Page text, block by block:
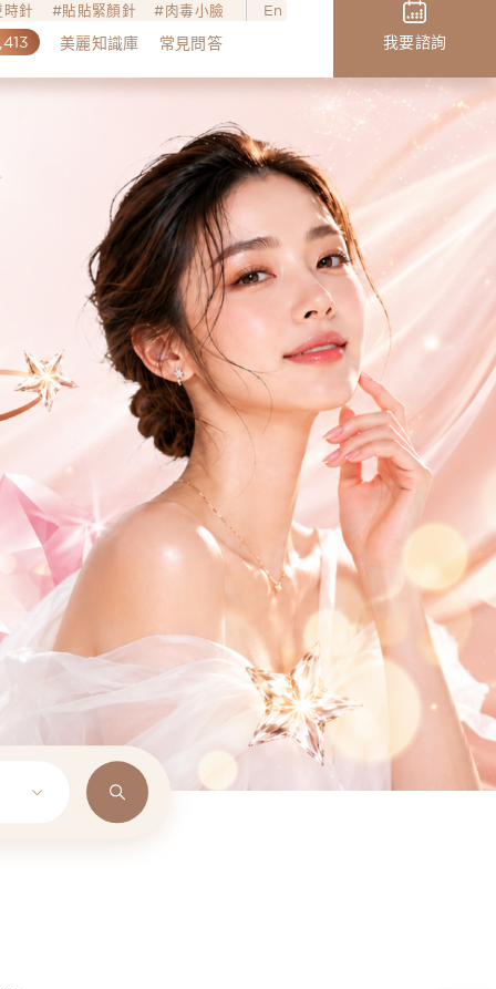
針 貼貼緊顏針 肉毒小臉 En
美麗知識庫 常見問答 我要諮詢